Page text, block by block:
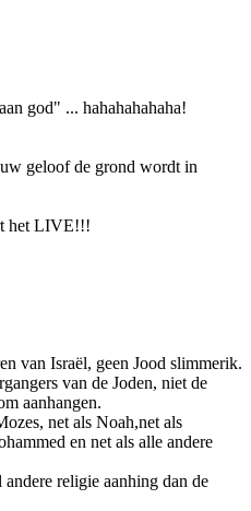
god" ... hahahahahaha!
geloof de grond wordt in
het LIVE!!!
van Israël, geen Jood slimmerik.
van de Joden, niet de
aanhangen.
net als Noah,net als
en net als alle andere
andere religie aanhing dan de